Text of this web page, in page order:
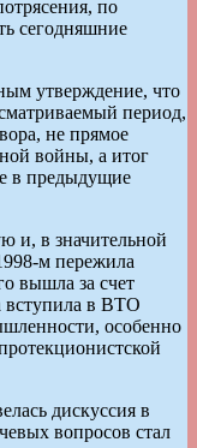
по
сегодняшние
утверждение, что
период,
не прямое
войны, а итог
в предыдущие
и, в значительной
м пережила
вышла за счет
вступила в ВТО
особенно
дискуссия в
вопросов стал